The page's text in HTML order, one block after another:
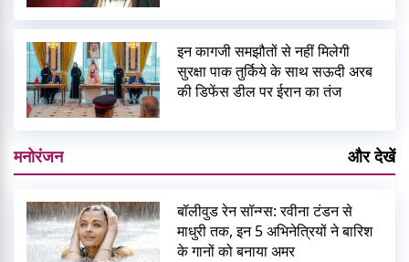
इन कागजी समझौतों से नहीं मिलेगी
सुरक्षा पाक तुर्किये के साथ सऊदी अरब
की डिफेंस डील पर ईरान का तंज
मनोरंजन और देखें
बॉलीवुड रेन सॉन्ग्स: रवीना टंडन से
माधुरी तक, इन 5 अभिनेत्रियों ने बारिश
के गानों को बनाया अमर